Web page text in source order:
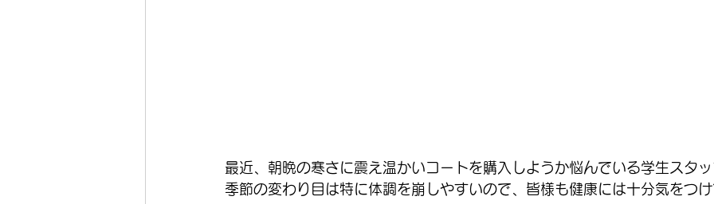
最近、朝晩の寒さに震え温かいコートを購入しようか悩んでいる学生スタッ
季節の変わり目は特に体調を崩しやすいので、皆様も健康には十分気をつけ